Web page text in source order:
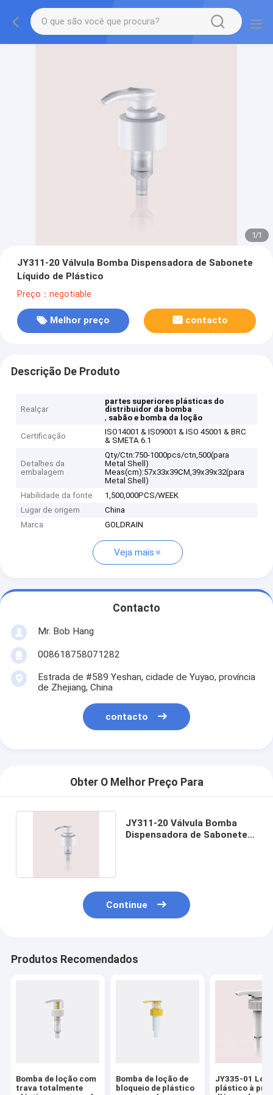
1/1
JY311-20 Válvula Bomba Dispensadora de Sabonete
Líquido de Plástico
Preço：negotiable
Melhor preço contacto
Descrição De Produto
Realçar
partes superiores plásticas do
distribuidor da bomba
, sabão e bomba da loção
Certificação
ISO14001 & IS09001 & ISO 45001 & BRC
& SMETA 6.1
Detalhes da
embalagem
Qty/Ctn:750-1000pcs/ctn,500(para
Metal Shell)
Meas(cm):57x33x39CM,39x39x32(para
Metal Shell)
Habilidade da fonte
1,500,000PCS/WEEK
Lugar de origem
China
Marca
GOLDRAIN
Veja mais
Contacto
Mr. Bob Hang
008618758071282
Estrada de #589 Yeshan, cidade de Yuyao, província
de Zhejiang, China
contacto
Obter O Melhor Preço Para
JY311-20 Válvula Bomba
Dispensadora de Sabonete
Continue
Produtos Recomendados
Bomba de loção com
trava totalmente
Bomba de loção de
bloqueio de plástico
JY335-01
plástico à